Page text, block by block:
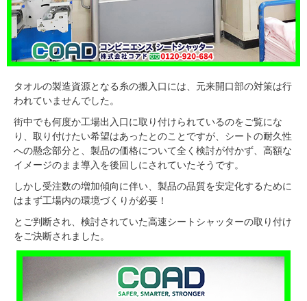
タオルの製造資源となる糸の搬入口には、元来開口部の対策は行
われていませんでした。
街中でも何度か工場出入口に取り付けられているのをご覧にな
り、取り付けたい希望はあったとのことですが、シートの耐久性
への懸念部分と、製品の価格について全く検討が付かず、高額な
イメージのまま導入を後回しにされていたそうです。
しかし受注数の増加傾向に伴い、製品の品質を安定化するために
はまず工場内の環境づくりが必要！
とご判断され、検討されていた高速シートシャッターの取り付け
をご決断されました。